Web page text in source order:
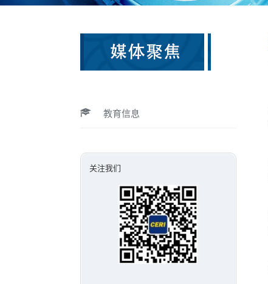
教育信息
关注我们